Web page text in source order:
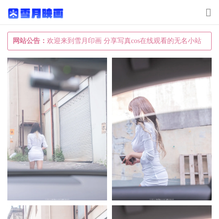
网站公告： 欢迎来到雪月印画 分享写真cos在线观看的无名小站
T
o
g
l
v
g
a
t
i